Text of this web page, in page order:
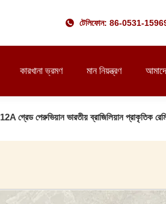
টেলিফোন: 86-0531-
কারখানা ভ্রমণ মান নিয়ন্ত্রণ
12A গ্রেড পেরুভিয়ান ভারতীয় ব্রাজিলিয়ান প্রাকৃতিক